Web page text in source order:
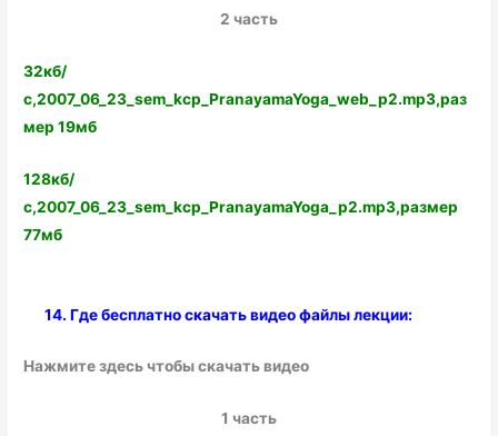
2 часть
32кб/
с,2007_06_23_sem_kcp_PranayamaYoga_web_p2.mp3,раз
мер 19мб
128кб/
с,2007_06_23_sem_kcp_PranayamaYoga_p2.mp3,размер
77мб
14. Где бесплатно скачать видео файлы лекции:
Нажмите здесь чтобы скачать видео
1 часть